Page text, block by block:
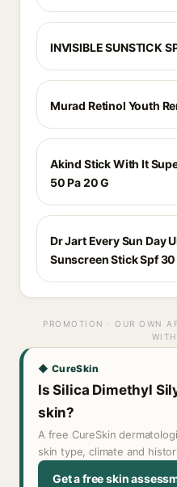
INVISIBLE SUNSTICK
Murad Retinol Youth
Akind Stick With It
50 Pa 20 G
Dr Jart Every Sun Day
Sunscreen Stick Spf 30
PROMOTION · OUR OWN
◆ CureSkin
Is Silica Dimethyl
skin?
A free CureSkin
skin type, climate and
Get a free skin